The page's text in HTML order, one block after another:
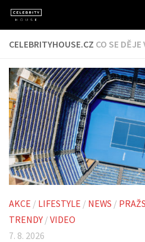
Skip to content
CELEBRITYHOUSE.CZ CO SE
AKCE / LIFESTYLE / NEWS /
TRENDY / VIDEO
7. 8. 2026